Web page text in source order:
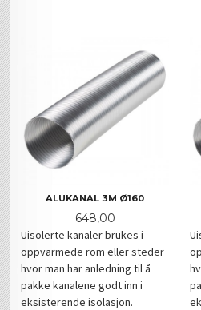
ALUKANAL 3M Ø160
Pris
648,00
Uisolerte kanaler brukes i
oppvarmede rom eller steder
hvor man har anledning til å
pakke kanalene godt inn i
eksisterende isolasjon.